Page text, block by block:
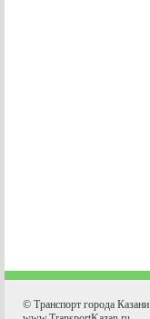
© Транспорт города Казани